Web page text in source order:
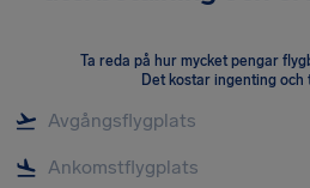
Ta reda på hur mycket pengar
Det kostar ingenting och